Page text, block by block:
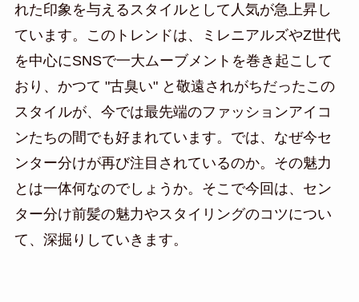
れた印象を与えるスタイルとして人気が急上昇し
ています。このトレンドは、ミレニアルズやZ世代
を中心にSNSで一大ムーブメントを巻き起こして
おり、かつて "古臭い" と敬遠されがちだったこの
スタイルが、今では最先端のファッションアイコ
ンたちの間でも好まれています。では、なぜ今セ
ンター分けが再び注目されているのか。その魅力
とは一体何なのでしょうか。そこで今回は、セン
ター分け前髪の魅力やスタイリングのコツについ
て、深掘りしていきます。